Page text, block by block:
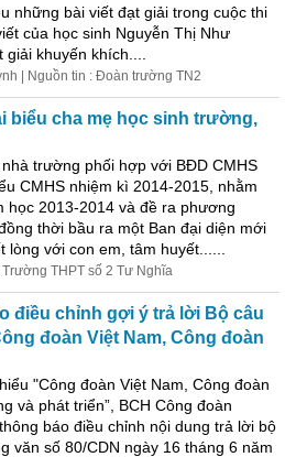
những bài viết đạt giải trong cuộc thi
của học sinh Nguyễn Thị Như
khuyến khích....
| Nguồn tin : Đoàn trường TN2
biểu cha mẹ học sinh trường,
trường phối hợp với BĐD CMHS
CMHS nhiệm kì 2014-2015, nhằm
học 2013-2014 và đề ra phương
thời bầu ra một Ban đại diện mới
lòng với con em, tâm huyết......
THPT số 2 Tư Nghĩa
điều chỉnh gợi ý trả lời Bộ câu
đoàn Việt Nam, Công đoàn
"Công đoàn Việt Nam, Công đoàn
và phát triển”, BCH Công đoàn
báo điều chỉnh nội dung trả lời bộ
văn số 80/CDN ngày 16 tháng 6 năm